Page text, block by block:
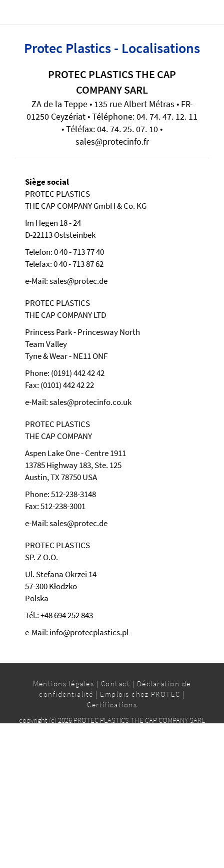
Protec Plastics - Localisations
PROTEC PLASTICS THE CAP
COMPANY SARL
ZA de la Teppe • 135 rue Albert Métras • FR-
01250 Ceyzériat • Téléphone: 04. 74. 47. 12. 11
• Téléfax: 04. 74. 25. 07. 10 •
sales@protecinfo.fr
Siège social
PROTEC PLASTICS
THE CAP COMPANY GmbH & Co. KG
Im Hegen 18 - 24
D-22113 Oststeinbek
Telefon: 0 40 - 713 77 40
Telefax: 0 40 - 713 87 62
e-Mail: sales@protec.de
PROTEC PLASTICS
THE CAP COMPANY LTD
Princess Park - Princesway North
Team Valley
Tyne & Wear - NE11 ONF
Phone: (0191) 442 42 42
Fax: (0101) 442 42 22
e-Mail: sales@protecinfo.co.uk
PROTEC PLASTICS
THE CAP COMPANY
Aspen Lake One - Centre 1911
13785 Highway 183, Ste. 125
Austin, TX 78750 USA
Phone: 512-238-3148
Fax: 512-238-3001
e-Mail: sales@protec.de
PROTEC PLASTICS
SP. Z O.O.
Ul. Stefana Okrzei 14
57-300 Kłodzko
Polska
Tél.: +48 694 252 843
e-Mail: info@protecplastics.pl
Mentions légales | Contact | Déclaration de
confidentialité | Emplois chez PROTEC |
Certifications
copyright (c) 2026 PROTEC PLASTICS THE CAP COMPANY SARL